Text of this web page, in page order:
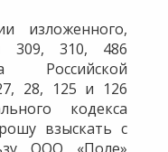
изложенного,
309, 310, 486
Российской
28, 125 и 126
кодекса
взыскать с